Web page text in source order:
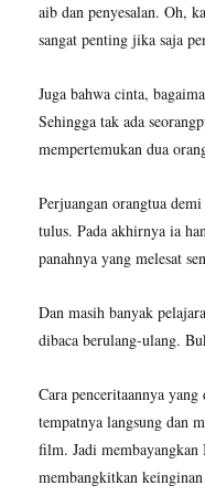
aib dan penyesalan. Oh,
sangat penting jika saja
Juga bahwa cinta,
Sehingga tak ada
mempertemukan dua
Perjuangan orangtua
tulus. Pada akhirnya ia
panahnya yang melesat
Dan masih banyak
dibaca berulang-ulang.
Cara penceritaannya
tempatnya langsung dan
film. Jadi membayangkan
membangkitkan